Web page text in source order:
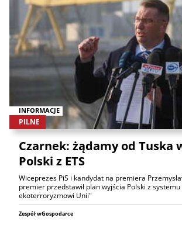
INFORMACJE
PILNE
Czarnek: żądamy od Tuska
Polski z ETS
Wiceprezes PiS i kandydat na premiera
premier przedstawił plan wyjścia Polski z systemu
ekoterroryzmowi Unii"
Zespół wGospodarce